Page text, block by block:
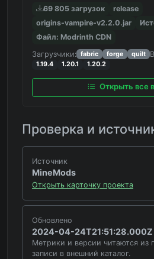
69 805 загрузок
release
origins-vampire-v2.2.0.jar
Файл: Modrinth CDN
Загрузчики: fabric forge quilt
1.19.4 1.20.1 1.20.2
Открыть все
Проверка и
Источник
MineMods
Открыть карточку проекта
Обновлено
2024-04-24T21:51:28.000Z
Метрики и версии читаются из
записи в внешний каталог.